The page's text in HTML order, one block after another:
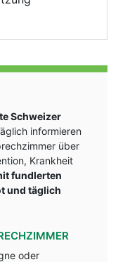
Schweizer
informieren
über
Krankheit
fundlerten
und täglich
oder